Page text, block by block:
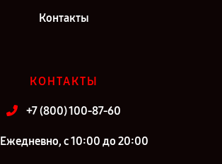
Контакты
КОНТАКТЫ
+7 (800) 100-87-60
Ежедневно, с 10:00 до 20:00